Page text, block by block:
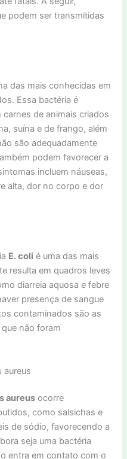
podem ser transmitidas
das mais conhecidas em
Essa bactéria é
de animais criados
suína e de frango, além
são adequadamente
podem favorecer a
incluem náuseas,
alta, dor no corpo e dor
E. coli é uma das mais
resulta em quadros leves
diarreia aquosa e febre
presença de sangue
contaminados são as
não foram
aureus
aureus ocorre
como salsichas e
de sódio, favorecendo a
seja uma bactéria
entra em contato com o